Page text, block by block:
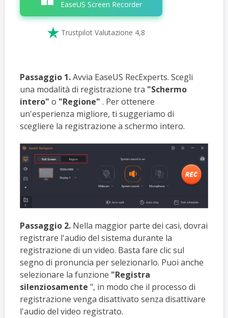
EaseUS Screen Recorder
 Trustpilot Valutazione 4,8
Passaggio 1.Avvia EaseUS RecExperts. Scegli
una modalità di registrazione tra "Schermo
intero" o "Regione" . Per ottenere
un'esperienza migliore, ti suggeriamo di
scegliere la registrazione a schermo intero.
Passaggio 2.Nella maggior parte dei casi, dovrai
registrare l'audio del sistema durante la
registrazione di un video. Basta fare clic sul
segno di pronuncia per selezionarlo. Puoi anche
selezionare la funzione "Registra
silenziosamente ", in modo che il processo di
registrazione venga disattivato senza disattivare
l'audio del video registrato.